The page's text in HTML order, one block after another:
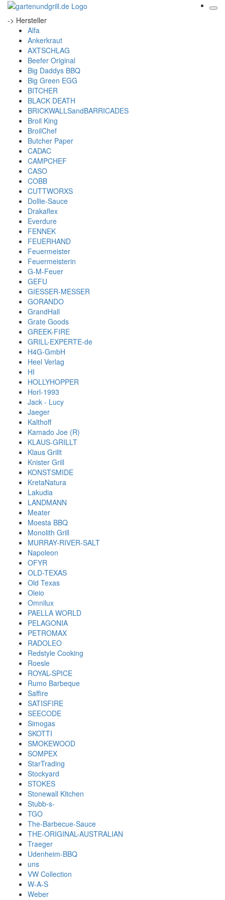
-> Hersteller
Alfa
Ankerkraut
AXTSCHLAG
Beefer Original
Big Daddys BBQ
Big Green EGG
BITCHER
BLACK DEATH
BRICKWALLSandBARRICADES
Broil King
BroilChef
Butcher Paper
CADAC
CAMPCHEF
CASO
COBB
CUTTWORXS
Dollie-Sauce
Drakaflex
Everdure
FENNEK
FEUERHAND
Feuermeister
Feuermeisterin
G-M-Feuer
GEFU
GIESSER-MESSER
GORANDO
GrandHall
Grate Goods
GREEK-FIRE
GRILL-EXPERTE-de
H4G-GmbH
Heel Verlag
HI
HOLLYHOPPER
Horl-1993
Jack - Lucy
Jaeger
Kalthoff
Kamado Joe (R)
KLAUS-GRILLT
Klaus Grillt
Knister Grill
KONSTSMIDE
KretaNatura
Lakudia
LANDMANN
Meater
Moesta BBQ
Monolith Grill
MURRAY-RIVER-SALT
Napoleon
OFYR
OLD-TEXAS
Old Texas
Oleio
Omnilux
PAELLA WORLD
PELAGONIA
PETROMAX
RADOLEO
Redstyle Cooking
Roesle
ROYAL-SPICE
Rumo Barbeque
Saffire
SATISFIRE
SEECODE
Simogas
SKOTTI
SMOKEWOOD
SOMPEX
StarTrading
Stockyard
STOKES
Stonewall Kitchen
Stubb-s-
TGO
The-Barbecue-Sauce
THE-ORIGINAL-AUSTRALIAN
Traeger
Udenheim-BBQ
uns
VW Collection
W-A-S
Weber